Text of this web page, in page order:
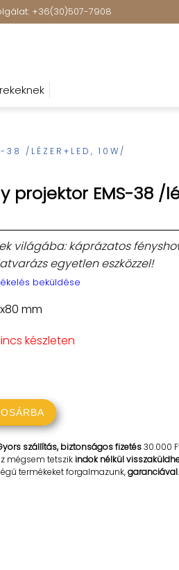
+36(30)507-7908
38 /LÉZER+LED, 10W/
projektor EMS-38 /
világába: káprázatos
egyetlen eszközzel!
beküldése
mm
készleten
szállítás, biztonságos fizetés30.000
mégsem tetszikindok nélkül
termékeket forgalmazunk,garanciával